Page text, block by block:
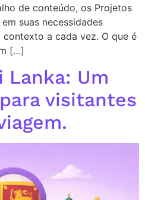
de conteúdo, os Projetos
suas necessidades
a cada vez. O que é
[…]
Lanka: Um
visitantes